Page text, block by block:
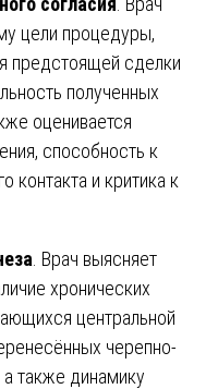
цели процедуры,
предстоящей сделки
полученных
оценивается
способность к
контакта и критика к
. Врач выясняет
хронических
центральной
черепно-
а также динамику